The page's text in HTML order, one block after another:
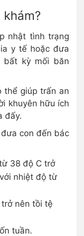
nhật tình trạng
y tế hoặc đưa
bất kỳ mối băn
thể giúp trấn an
khuyên hữu ích
đấy.
con đến bác
38 độ C trở
nhiệt độ từ
nên tồi tệ
tuần.